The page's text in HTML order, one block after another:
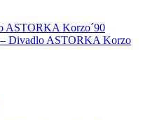
ASTORKA Korzo´90
Divadlo ASTORKA Korzo